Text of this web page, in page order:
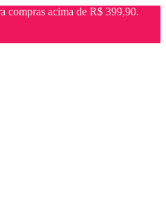
compras acima de R$ 399,90.